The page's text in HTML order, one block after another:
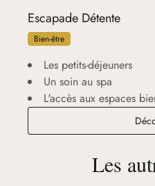
Escapade Détente
Bien-être
Les petits-déjeuners
Un soin au spa
L'accès aux espaces
Les